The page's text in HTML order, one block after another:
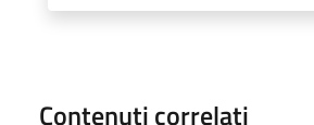
Contenuti correlati